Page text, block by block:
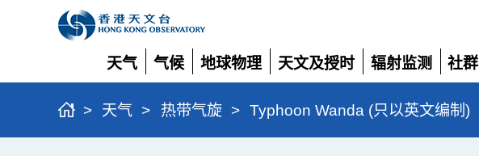
天气
展
开
气候
展
开
地球物理
展
开
天文及授时
展
开
辐射监测
展
开
社群
展
开
> 天气 > 热带气旋 > Typhoon Wanda (只以英文编制)